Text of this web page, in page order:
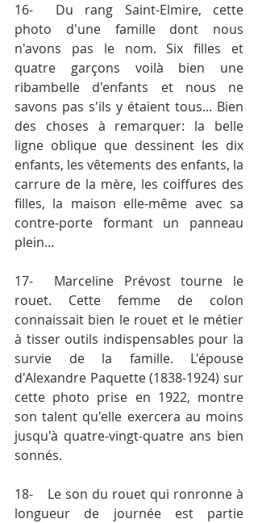
16-	Du rang Saint-Elmire, cette
photo d'une famille dont nous
n'avons pas le nom. Six filles et
quatre garçons voilà bien une
ribambelle d'enfants et nous ne
savons pas s'ils y étaient tous... Bien
des choses à remarquer: la belle
ligne oblique que dessinent les dix
enfants, les vêtements des enfants, la
carrure de la mère, les coiffures des
filles, la maison elle-même avec sa
contre-porte formant un panneau
plein...
17-	Marceline Prévost tourne le
rouet. Cette femme de colon
connaissait bien le rouet et le métier
à tisser outils indispensables pour la
survie de la famille. L'épouse
d'Alexandre Paquette (1838-1924) sur
cette photo prise en 1922, montre
son talent qu'elle exercera au moins
jusqu'à quatre-vingt-quatre ans bien
sonnés.
18-	Le son du rouet qui ronronne à
longueur de journée est partie